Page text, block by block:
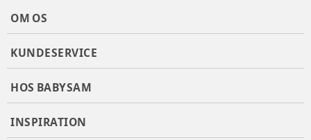
OM OS
KUNDESERVICE
HOS BABYSAM
INSPIRATION